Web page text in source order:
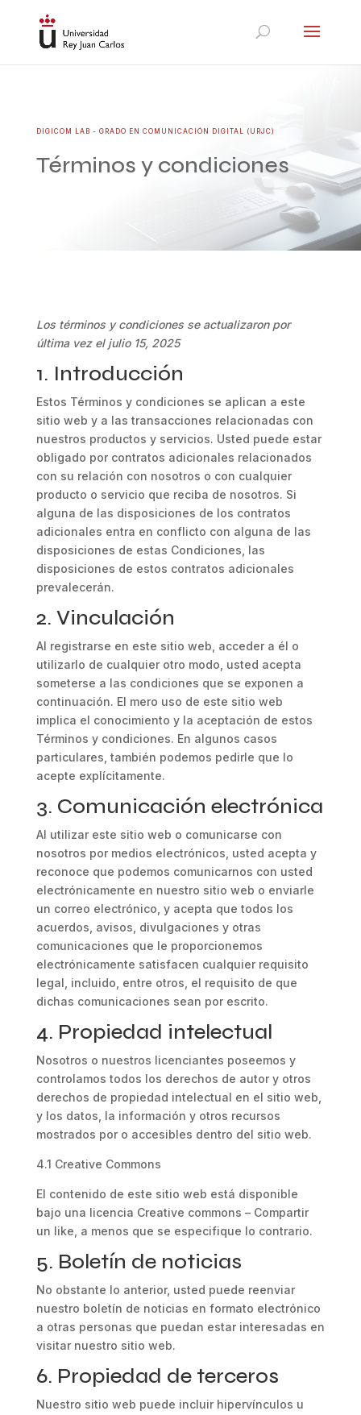
DIGICOM LAB - GRADO EN COMUNICACIÓN DIGITAL (URJC)
Términos y condiciones
Los términos y condiciones se actualizaron por
última vez el julio 15, 2025
1. Introducción
Estos Términos y condiciones se aplican a este
sitio web y a las transacciones relacionadas con
nuestros productos y servicios. Usted puede estar
obligado por contratos adicionales relacionados
con su relación con nosotros o con cualquier
producto o servicio que reciba de nosotros. Si
alguna de las disposiciones de los contratos
adicionales entra en conflicto con alguna de las
disposiciones de estas Condiciones, las
disposiciones de estos contratos adicionales
prevalecerán.
2. Vinculación
Al registrarse en este sitio web, acceder a él o
utilizarlo de cualquier otro modo, usted acepta
someterse a las condiciones que se exponen a
continuación. El mero uso de este sitio web
implica el conocimiento y la aceptación de estos
Términos y condiciones. En algunos casos
particulares, también podemos pedirle que lo
acepte explícitamente.
3. Comunicación electrónica
Al utilizar este sitio web o comunicarse con
nosotros por medios electrónicos, usted acepta y
reconoce que podemos comunicarnos con usted
electrónicamente en nuestro sitio web o enviarle
un correo electrónico, y acepta que todos los
acuerdos, avisos, divulgaciones y otras
comunicaciones que le proporcionemos
electrónicamente satisfacen cualquier requisito
legal, incluido, entre otros, el requisito de que
dichas comunicaciones sean por escrito.
4. Propiedad intelectual
Nosotros o nuestros licenciantes poseemos y
controlamos todos los derechos de autor y otros
derechos de propiedad intelectual en el sitio web,
y los datos, la información y otros recursos
mostrados por o accesibles dentro del sitio web.
4.1 Creative Commons
El contenido de este sitio web está disponible
bajo una licencia Creative commons – Compartir
un like, a menos que se especifique lo contrario.
5. Boletín de noticias
No obstante lo anterior, usted puede reenviar
nuestro boletín de noticias en formato electrónico
a otras personas que puedan estar interesadas en
visitar nuestro sitio web.
6. Propiedad de terceros
Nuestro sitio web puede incluir hipervínculos u